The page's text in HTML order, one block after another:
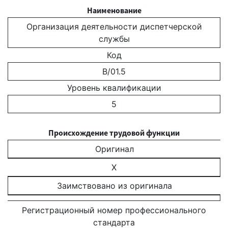
Наименование
Организация деятельности диспетчерской
службы
Код
B/01.5
Уровень квалификации
5
Происхождение трудовой функции
Оригинал
X
Заимствовано из оригинала
Регистрационный номер профессионального
стандарта